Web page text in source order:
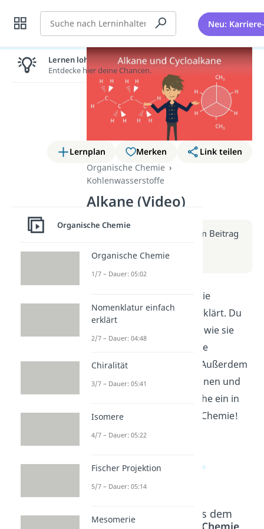
Suche Neu:
Lernplan Merken
Link teilen
Organische Chemie
Kohlenwasserstoffe
Alkane (Video)
Weitere Infos erhältst du im Beitrag
zum Beitrag: Alkane
In diesem Video werden die
Grundlagen zu Alkanen erklärt. Du
erfährst, was Alkane sind, wie sie
aufgebaut sind und welche
Eigenschaften sie haben. Außerdem
lernst du, wie man sie nennen und
unterscheiden kann. Tauche ein in
die Welt der organischen Chemie!
Beliebte Inhalte aus dem
Bereich
Organische Chemie
Lernen lohnt sich!
Entdecke hier deine Chancen.
Organische Chemie
Organische Chemie
1/7 – Dauer: 05:02
Nomenklatur einfach
erklärt
2/7 – Dauer: 04:48
Chiralität
3/7 – Dauer: 05:41
Isomere
4/7 – Dauer: 05:22
Fischer Projektion
5/7 – Dauer: 05:14
Mesomerie